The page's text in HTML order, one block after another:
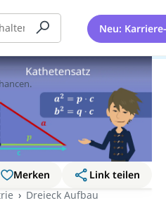
Neu:
Merken
Link teilen
Dreieck Aufbau